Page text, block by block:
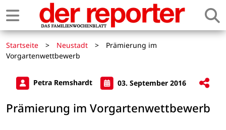
Startseite > Neustadt >
Prämierung im
Vorgartenwettbewerb
Petra Remshardt 03. September 2016
Prämierung im Vorgartenwettbewerb